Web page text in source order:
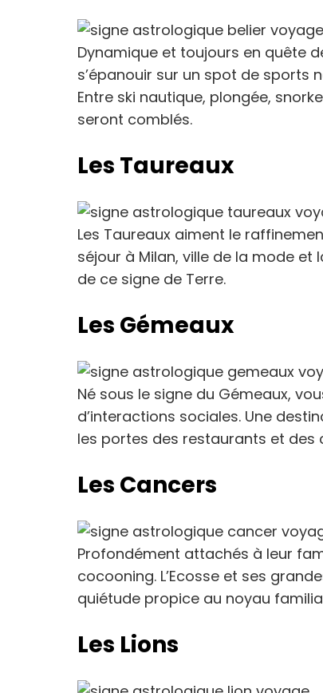
Dynamique et toujours en quête
s’épanouir sur un spot de sports
Entre ski nautique, plongée,
seront comblés.
Les Taureaux
Les Taureaux aiment le
séjour à Milan, ville de la mode
de ce signe de Terre.
Les Gémeaux
Né sous le signe du Gémeaux,
d’interactions sociales. Une
les portes des restaurants et des
Les Cancers
Profondément attachés à leur
cocooning. L’Ecosse et ses
quiétude propice au noyau
Les Lions